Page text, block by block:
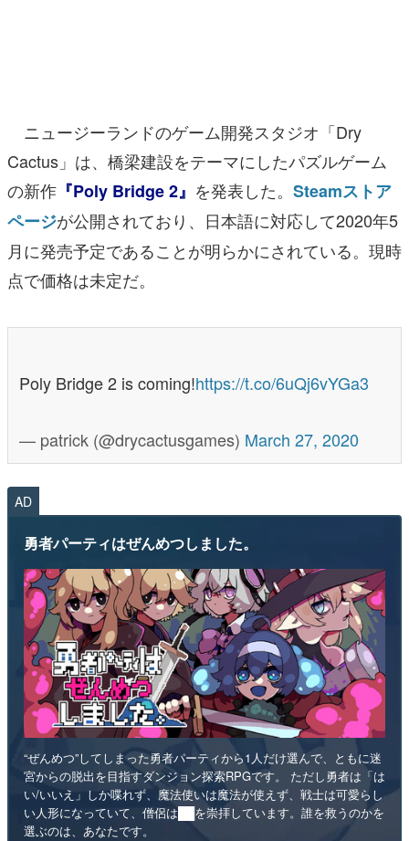
アプリレビュー
その他
電ファミニコゲーマーとは？
運営：株式会社マレ
ニュージーランドのゲーム開発スタジオ「Dry
Cactus」は、橋梁建設をテーマにしたパズルゲーム
の新作 『Poly Bridge 2』 を発表した。 Steamストア
ページが公開されており、日本語に対応して2020年5
月に発売予定であることが明らかにされている。現時
点で価格は未定だ。
Poly Bridge 2 is coming!https://t.co/6uQj6vYGa3
— patrick (@drycactusgames) March 27, 2020
AD
勇者パーティはぜんめつしました。
“ぜんめつ”してしまった勇者パーティから1人だけ選んで、ともに迷
宮からの脱出を目指すダンジョン探索RPGです。 ただし勇者は「は
い/いいえ」しか喋れず、魔法使いは魔法が使えず、戦士は可愛らし
い人形になっていて、僧侶は██を崇拝しています。誰を救うのかを
選ぶのは、あなたです。